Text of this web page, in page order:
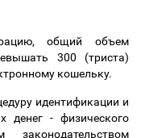
общий объем
300 (триста)
кошельку.
идентификации и
денег - физического